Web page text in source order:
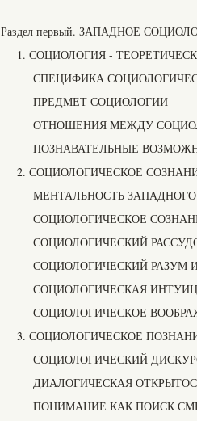
Раздел первый. ЗАПАДНОЕ
1. СОЦИОЛОГИЯ -
СПЕЦИФИКА
ПРЕДМЕТ СОЦИОЛОГИИ
ОТНОШЕНИЯ МЕЖДУ
ПОЗНАВАТЕЛЬНЫЕ
2. СОЦИОЛОГИЧЕСКОЕ
МЕНТАЛЬНОСТЬ
СОЦИОЛОГИЧЕСКОЕ
СОЦИОЛОГИЧЕСКИЙ
СОЦИОЛОГИЧЕСКИЙ РАЗУМ
СОЦИОЛОГИЧЕСКАЯ
СОЦИОЛОГИЧЕСКОЕ
3. СОЦИОЛОГИЧЕСКОЕ
СОЦИОЛОГИЧЕСКИЙ
ДИАЛОГИЧЕСКАЯ
ПОНИМАНИЕ КАК ПОИСК